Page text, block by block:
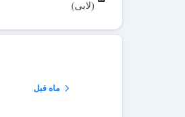
(لابی)
ماه قبل